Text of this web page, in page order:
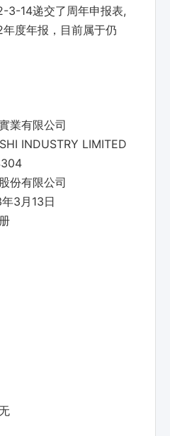
3-14递交了周年申报表,
度年报，目前属于仍
業有限公司
INDUSTRY LIMITED
份有限公司
3月13日